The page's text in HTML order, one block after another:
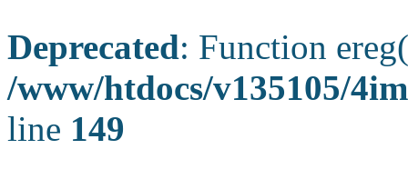
Deprecated: Function
/www/htdocs/v135105/
line 149